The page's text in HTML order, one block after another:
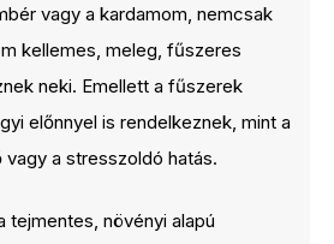
vagy a kardamom, nemcsak
kellemes, meleg, fűszeres
neki. Emellett a fűszerek
előnnyel is rendelkeznek, mint a
a stresszoldó hatás.
tejmentes, növényi alapú